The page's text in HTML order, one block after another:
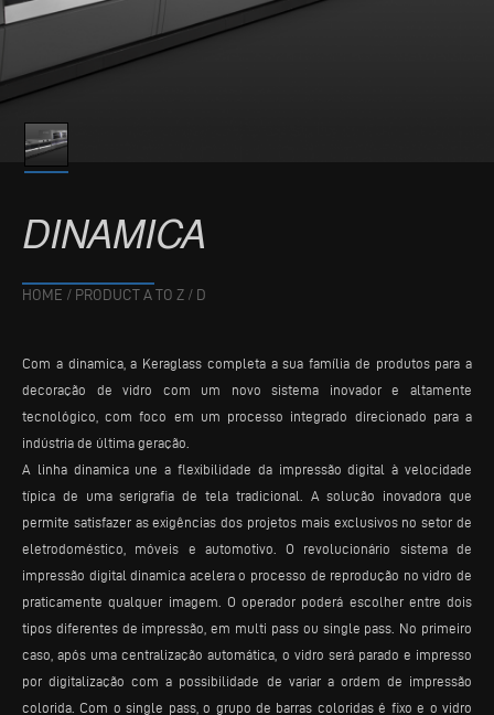
DINAMICA
HOME / PRODUCT A TO Z / D
Com a dinamica, a Keraglass completa a sua família de produtos para a
decoração de vidro com um novo sistema inovador e altamente
tecnológico, com foco em um processo integrado direcionado para a
indústria de última geração.
A linha dinamica une a flexibilidade da impressão digital à velocidade
típica de uma serigrafia de tela tradicional. A solução inovadora que
permite satisfazer as exigências dos projetos mais exclusivos no setor de
eletrodoméstico, móveis e automotivo. O revolucionário sistema de
impressão digital dinamica acelera o processo de reprodução no vidro de
praticamente qualquer imagem. O operador poderá escolher entre dois
tipos diferentes de impressão, em multi pass ou single pass. No primeiro
caso, após uma centralização automática, o vidro será parado e impresso
por digitalização com a possibilidade de variar a ordem de impressão
colorida. Com o single pass, o grupo de barras coloridas é fixo e o vidro